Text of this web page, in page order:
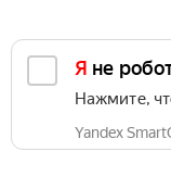
Я не
Нажмите,
Yandex